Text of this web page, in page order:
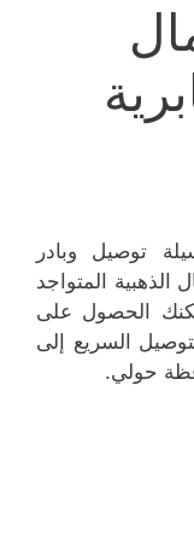
توصيل وبادر
الذهبية المتواجد
الحصول على
السريع إلى
حولي.